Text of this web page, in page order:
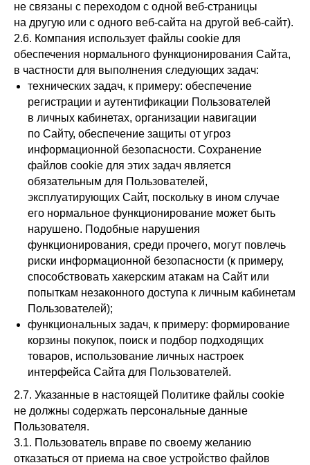
не связаны с переходом с одной веб-страницы
на другую или с одного веб-сайта на другой веб-сайт).
2.6. Компания использует файлы cookie для
обеспечения нормального функционирования Сайта,
в частности для выполнения следующих задач:
технических задач, к примеру: обеспечение
регистрации и аутентификации Пользователей
в личных кабинетах, организации навигации
по Сайту, обеспечение защиты от угроз
информационной безопасности. Сохранение
файлов cookie для этих задач является
обязательным для Пользователей,
эксплуатирующих Сайт, поскольку в ином случае
его нормальное функционирование может быть
нарушено. Подобные нарушения
функционирования, среди прочего, могут повлечь
риски информационной безопасности (к примеру,
способствовать хакерским атакам на Сайт или
попыткам незаконного доступа к личным кабинетам
Пользователей);
функциональных задач, к примеру: формирование
корзины покупок, поиск и подбор подходящих
товаров, использование личных настроек
интерфейса Сайта для Пользователей.
2.7. Указанные в настоящей Политике файлы cookie
не должны содержать персональные данные
Пользователя.
3.1. Пользователь вправе по своему желанию
отказаться от приема на свое устройство файлов